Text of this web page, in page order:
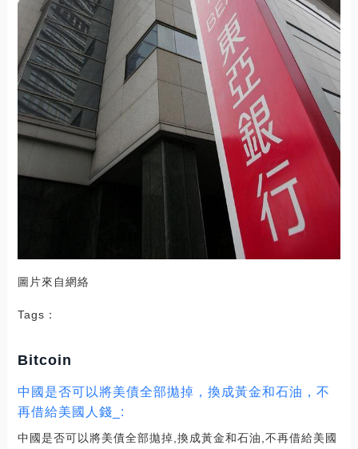
圖片來自網絡
Tags：
Bitcoin
中國是否可以將美債全部拋掉，換成黃金和石油，不
再借給美國人錢_:
中國是否可以將美債全部拋掉,換成黃金和石油,不再借給美國